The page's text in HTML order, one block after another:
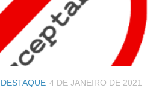
DESTAQUE 4 DE JANEIRO DE 2021